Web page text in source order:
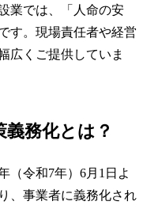
業では、「人命の安
す。現場責任者や経営
広くご提供していま
務化とは？
（令和7年）6月1日よ
、事業者に義務化され